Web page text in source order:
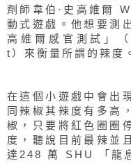
簡介：相隔多日今天
e 遊戲第六天，這是
劑師韋伯·史高維爾
動式遊戲。他想要測
在這個小遊戲中會出
同辣椒其辣度有多高
椒，只要將紅色圈圈